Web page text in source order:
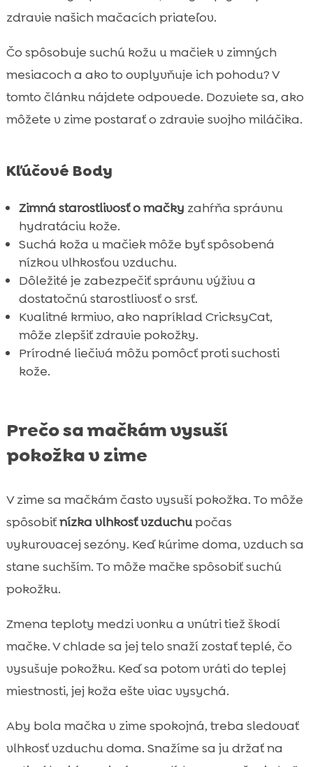
domácnosti
pokožku

Krmivo CricksyCat – ideálna voľba pre
všetky mačky
Pravidelná starostlivosť o srsť
 Prírodné liečivá pre suchú pokožku
Preventívne opatrenia proti suchej koži
Pomoc pri suchých nohách a vankúšikoch
 Suchá koža u mačky v zime: Čo ešte treba
vedieť
 Záver
 FAQ
zdravie našich mačacích priateľov.
Čo spôsobuje suchú kožu u mačiek v zimných
mesiacoch a ako to ovplyvňuje ich pohodu? V
tomto článku nájdete odpovede. Dozviete sa, ako
môžete v zime postarať o zdravie svojho miláčika.
Kľúčové Body
Zimná starostlivosť o mačky zahŕňa správnu
hydratáciu kože.
Suchá koža u mačiek môže byť spôsobená
nízkou vlhkosťou vzduchu.
Dôležité je zabezpečiť správnu výživu a
dostatočnú starostlivosť o srsť.
Kvalitné krmivo, ako napríklad CricksyCat,
môže zlepšiť zdravie pokožky.
Prírodné liečivá môžu pomôcť proti suchosti
kože.
Prečo sa mačkám vysuší
pokožka v zime
V zime sa mačkám často vysuší pokožka. To môže
spôsobiťnízka vlhkosť vzduchupočas
vykurovacej sezóny. Keď kúrime doma, vzduch sa
stane suchším. To môže mačke spôsobiť suchú
pokožku.
Zmena teploty medzi vonku a vnútri tiež škodí
mačke. V chlade sa jej telo snaží zostať teplé, čo
vysušuje pokožku. Keď sa potom vráti do teplej
miestnosti, jej koža ešte viac vysychá.
Aby bola mačka v zime spokojná, treba sledovať
vlhkosť vzduchu doma. Snažíme sa ju držať na